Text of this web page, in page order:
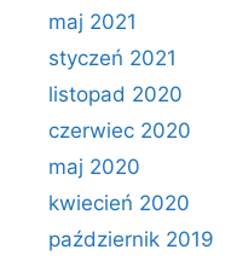
maj 2021
styczeń 2021
listopad 2020
czerwiec 2020
maj 2020
kwiecień 2020
październik 2019